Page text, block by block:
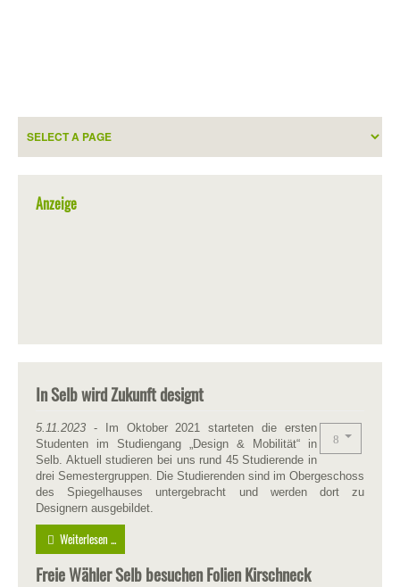
Anzeige
In Selb wird Zukunft designt
5.11.2023 - Im Oktober 2021 starteten die ersten
Studenten im Studiengang „Design & Mobilität“ in
Selb. Aktuell studieren bei uns rund 45 Studierende in
drei Semestergruppen. Die Studierenden sind im Obergeschoss
des Spiegelhauses untergebracht und werden dort zu
Designern ausgebildet.
Weiterlesen ...
Freie Wähler Selb besuchen Folien Kirschneck